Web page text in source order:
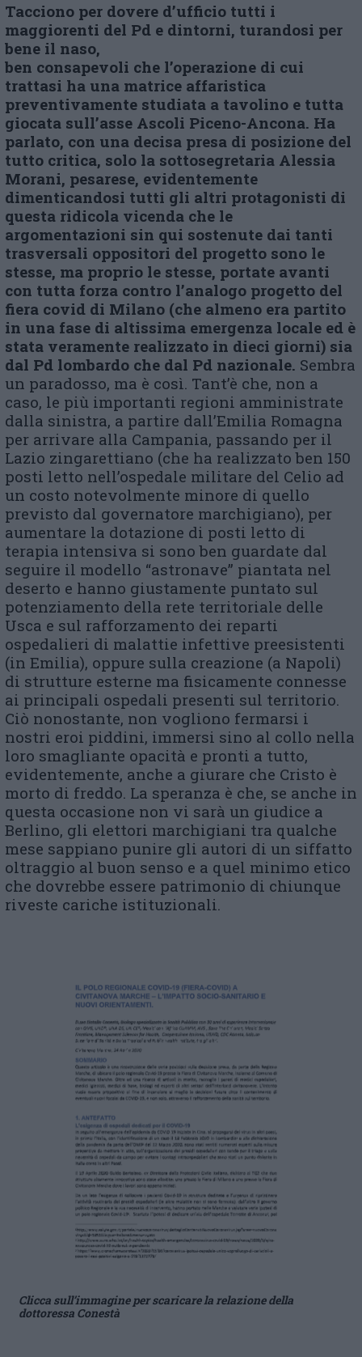
Tacciono per dovere d’ufficio tutti i
maggiorenti del Pd e dintorni, turandosi per
bene il naso,
ben consapevoli che l’operazione di cui
trattasi ha una matrice affaristica
preventivamente studiata a tavolino e tutta
giocata sull’asse Ascoli Piceno-Ancona. Ha
parlato, con una decisa presa di posizione del
tutto critica, solo la sottosegretaria Alessia
Morani, pesarese, evidentemente
dimenticandosi tutti gli altri protagonisti di
questa ridicola vicenda che le
argomentazioni sin qui sostenute dai tanti
trasversali oppositori del progetto sono le
stesse, ma proprio le stesse, portate avanti
con tutta forza contro l’analogo progetto del
fiera covid di Milano (che almeno era partito
in una fase di altissima emergenza locale ed è
stata veramente realizzato in dieci giorni) sia
dal Pd lombardo che dal Pd nazionale. Sembra
un paradosso, ma è così. Tant’è che, non a
caso, le più importanti regioni amministrate
dalla sinistra, a partire dall’Emilia Romagna
per arrivare alla Campania, passando per il
Lazio zingarettiano (che ha realizzato ben 150
posti letto nell’ospedale militare del Celio ad
un costo notevolmente minore di quello
previsto dal governatore marchigiano), per
aumentare la dotazione di posti letto di
terapia intensiva si sono ben guardate dal
seguire il modello “astronave” piantata nel
deserto e hanno giustamente puntato sul
potenziamento della rete territoriale delle
Usca e sul rafforzamento dei reparti
ospedalieri di malattie infettive preesistenti
(in Emilia), oppure sulla creazione (a Napoli)
di strutture esterne ma fisicamente connesse
ai principali ospedali presenti sul territorio.
Ciò nonostante, non vogliono fermarsi i
nostri eroi piddini, immersi sino al collo nella
loro smagliante opacità e pronti a tutto,
evidentemente, anche a giurare che Cristo è
morto di freddo. La speranza è che, se anche in
questa occasione non vi sarà un giudice a
Berlino, gli elettori marchigiani tra qualche
mese sappiano punire gli autori di un siffatto
oltraggio al buon senso e a quel minimo etico
che dovrebbe essere patrimonio di chiunque
riveste cariche istituzionali.
Clicca sull’immagine per scaricare la relazione della
dottoressa Conestà